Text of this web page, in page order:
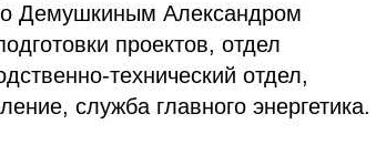
Демушкиным Александром
проектов, отдел
технический отдел,
служба главного энергетика.